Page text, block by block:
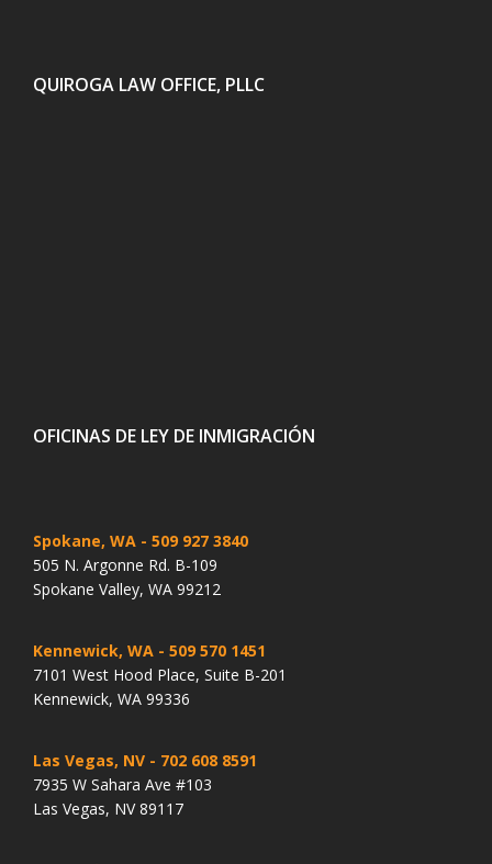
QUIROGA LAW OFFICE, PLLC
OFICINAS DE LEY DE INMIGRACIÓN
Spokane, WA - 509 927 3840
505 N. Argonne Rd. B-109
Spokane Valley, WA 99212
Kennewick, WA - 509 570 1451
7101 West Hood Place, Suite B-201
Kennewick, WA 99336
Las Vegas, NV - 702 608 8591
7935 W Sahara Ave #103
Las Vegas, NV 89117